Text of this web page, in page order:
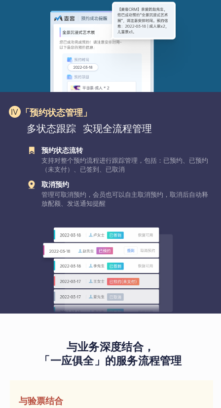
「预约状态管理」
多状态跟踪 实现全流程管理
预约状态流转
支持对整个预约流程进行跟踪管理，包括：已预约、已预约
（未支付）、已签到、已取消
取消预约
管理可取消预约，会员也可以自主取消预约，取消后自动释
放配额、发送通知提醒
与业务深度结合，
「一应俱全」的服务流程管理
与验票结合